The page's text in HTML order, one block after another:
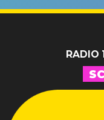
RADIO